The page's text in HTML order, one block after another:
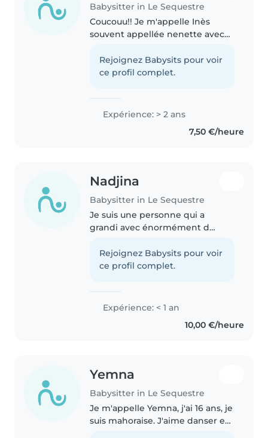
Babysitter in Le Sequestre
Coucouu!! Je m'appelle Inès
souvent appellée nenette avec
propose mes services pour
garder vos enfants après l'école,
Rejoignez Babysits pour voir
ce profil complet.
Expérience: > 2 ans
7,50 €/heure
Nadjina
Babysitter in Le Sequestre
Je suis une personne qui a
grandi avec énormément d
occuper de mes cousin et
cousine ainsi que de mes frères
Rejoignez Babysits pour voir
ce profil complet.
Expérience: < 1 an
10,00 €/heure
Yemna
Babysitter in Le Sequestre
Je m'appelle Yemna, j'ai 16 ans, je
suis mahoraise. J'aime danser et